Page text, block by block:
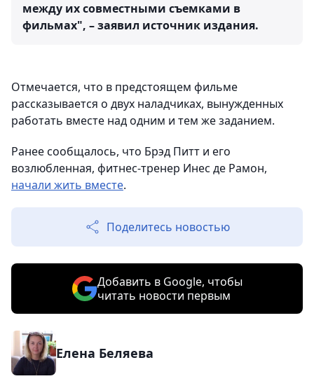
между их совместными съемками в
фильмах", – заявил источник издания.
Отмечается, что в предстоящем фильме
рассказывается о двух наладчиках, вынужденных
работать вместе над одним и тем же заданием.
Ранее сообщалось, что Брэд Питт и его
возлюбленная, фитнес-тренер Инес де Рамон,
начали жить вместе.
Поделитесь новостью
Добавить в Google, чтобы
читать новости первым
Елена Беляева